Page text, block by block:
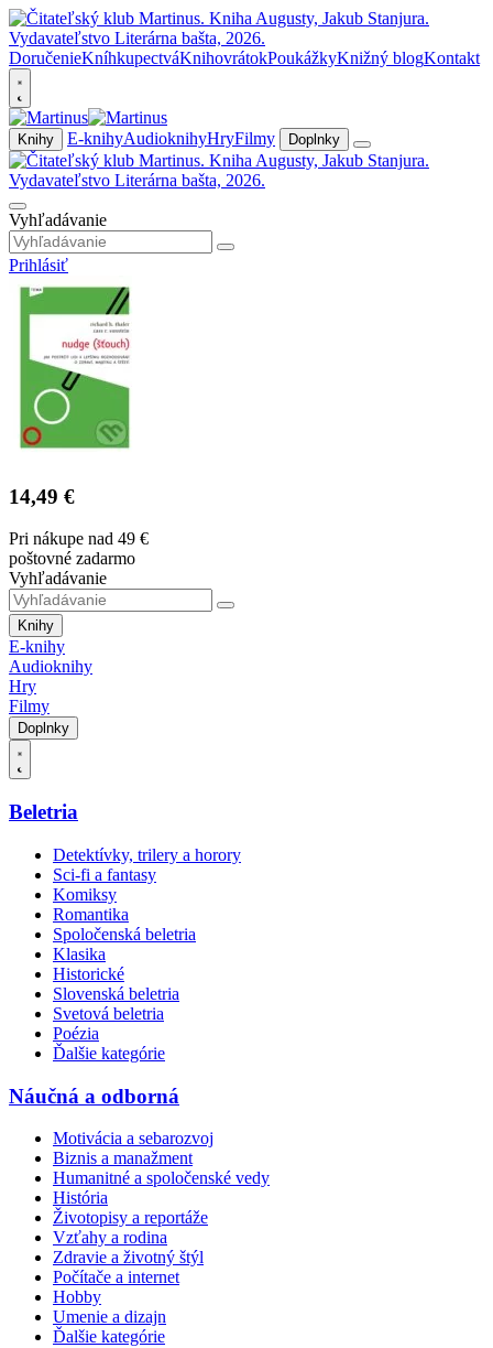
DoručenieKníhkupectváKnihovrátokPoukážkyKnižný blogKontakt
Knihy E-knihyAudioknihyHryFilmy Doplnky
Vyhľadávanie
Prihlásiť
14,49 €
Pri nákupe nad 49 €
poštovné zadarmo
Vyhľadávanie
Knihy
E-knihy
Audioknihy
Hry
Filmy
Doplnky
Beletria
Detektívky, trilery a horory
Sci-fi a fantasy
Komiksy
Romantika
Spoločenská beletria
Klasika
Historické
Slovenská beletria
Svetová beletria
Poézia
Ďalšie kategórie
Náučná a odborná
Motivácia a sebarozvoj
Biznis a manažment
Humanitné a spoločenské vedy
História
Životopisy a reportáže
Vzťahy a rodina
Zdravie a životný štýl
Počítače a internet
Hobby
Umenie a dizajn
Ďalšie kategórie